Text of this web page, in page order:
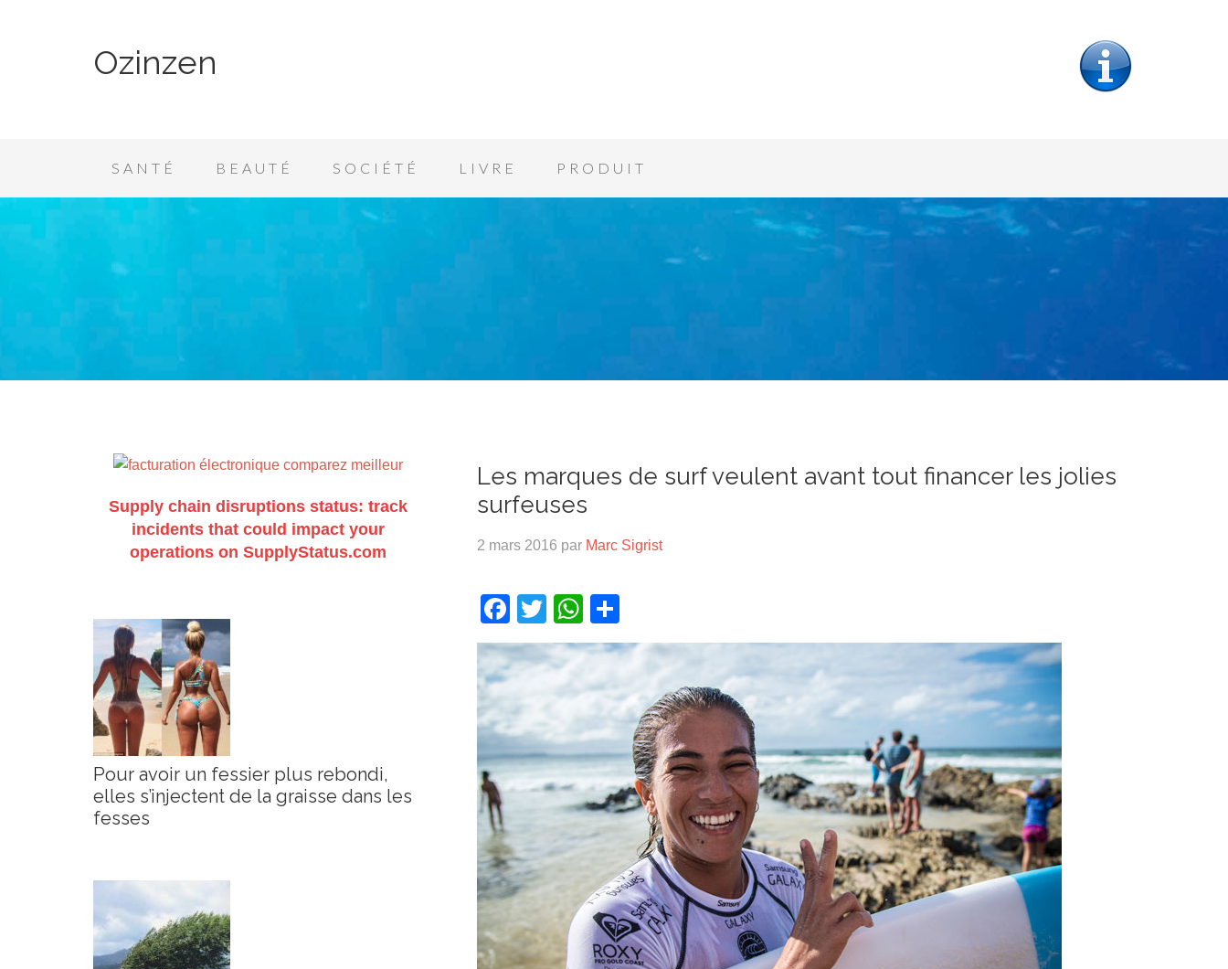
Ozinzen
SANTÉ BEAUTÉ SOCIÉTÉ LIVRE PRODUIT
Les marques de surf veulent avant tout financer les jolies
surfeuses
2 mars 2016 par Marc Sigrist
Facebook
TwitterWhatsApp
Supply chain disruptions status: track
incidents that could impact your
operations on SupplyStatus.com
Pour avoir un fessier plus rebondi,
elles s’injectent de la graisse dans les
fesses